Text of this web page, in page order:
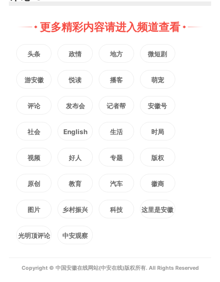
晓德深入负658米中段采场出矿进
路作业面，凭借多年经验察觉岩壁
刻，他没有丝毫迟疑、半点慌乱，
第一时间高声叫停现场所有出矿作
业，快速梳理现场情况、精准上报
隐患详情，随即迅速组织人员划定
更多精彩内容请进入频道查看
头条 政情 地方 微短剧
游安徽 悦读 播客 萌宠
评论 发布会 记者帮 安徽号
社会 English 生活 时局
视频 好人 专题 版权
原创 教育 汽车 徽商
图片 乡村振兴 科技 这里是安徽
光明顶评论 中安观察
Copyright © 中国安徽在线网站(中安在线)版权所有. All Rights Reserved